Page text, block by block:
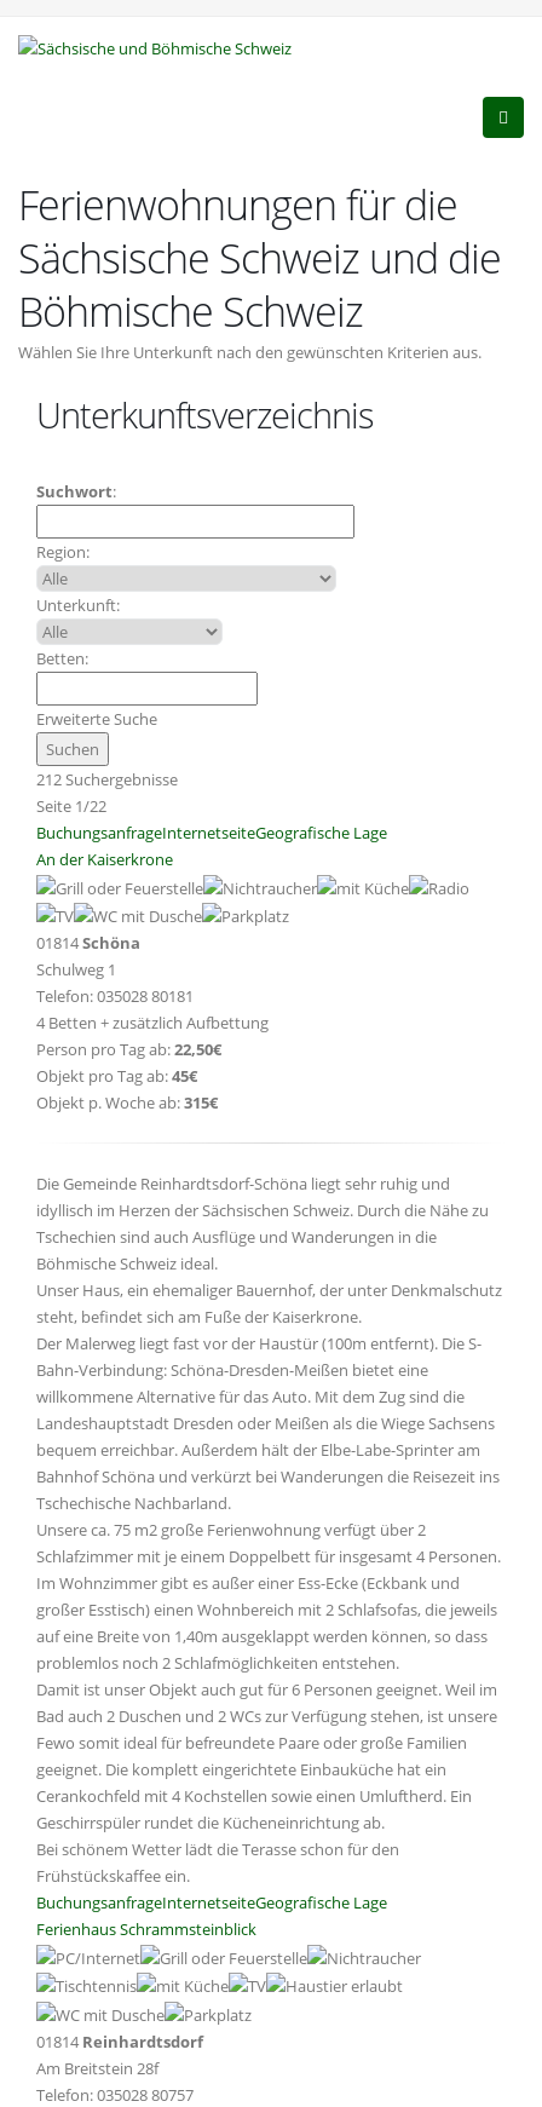
Ferienwohnungen für die
Sächsische Schweiz und die
Böhmische Schweiz
Wählen Sie Ihre Unterkunft nach den gewünschten Kriterien aus.
Unterkunftsverzeichnis
Suchwort:
Region:
Unterkunft:
Betten:
Erweiterte Suche
212 Suchergebnisse
Seite 1/22
BuchungsanfrageInternetseiteGeografische Lage
An der Kaiserkrone
01814Schöna
Schulweg 1
Telefon: 035028 80181
4 Betten + zusätzlich Aufbettung
Person pro Tag ab:22,50€
Objekt pro Tag ab:45€
Objekt p. Woche ab:315€
Die Gemeinde Reinhardtsdorf-Schöna liegt sehr ruhig und
idyllisch im Herzen der Sächsischen Schweiz. Durch die Nähe zu
Tschechien sind auch Ausflüge und Wanderungen in die
Böhmische Schweiz ideal.
Unser Haus, ein ehemaliger Bauernhof, der unter Denkmalschutz
steht, befindet sich am Fuße der Kaiserkrone.
Der Malerweg liegt fast vor der Haustür (100m entfernt). Die S-
Bahn-Verbindung: Schöna-Dresden-Meißen bietet eine
willkommene Alternative für das Auto. Mit dem Zug sind die
Landeshauptstadt Dresden oder Meißen als die Wiege Sachsens
bequem erreichbar. Außerdem hält der Elbe-Labe-Sprinter am
Bahnhof Schöna und verkürzt bei Wanderungen die Reisezeit ins
Tschechische Nachbarland.
Unsere ca. 75 m2 große Ferienwohnung verfügt über 2
Schlafzimmer mit je einem Doppelbett für insgesamt 4 Personen.
Im Wohnzimmer gibt es außer einer Ess-Ecke (Eckbank und
großer Esstisch) einen Wohnbereich mit 2 Schlafsofas, die jeweils
auf eine Breite von 1,40m ausgeklappt werden können, so dass
problemlos noch 2 Schlafmöglichkeiten entstehen.
Damit ist unser Objekt auch gut für 6 Personen geeignet. Weil im
Bad auch 2 Duschen und 2 WCs zur Verfügung stehen, ist unsere
Fewo somit ideal für befreundete Paare oder große Familien
geeignet. Die komplett eingerichtete Einbauküche hat ein
Cerankochfeld mit 4 Kochstellen sowie einen Umluftherd. Ein
Geschirrspüler rundet die Kücheneinrichtung ab.
Bei schönem Wetter lädt die Terasse schon für den
Frühstückskaffee ein.
BuchungsanfrageInternetseiteGeografische Lage
Ferienhaus Schrammsteinblick
01814 Reinhardtsdorf
Am Breitstein 28f
Telefon: 035028 80757